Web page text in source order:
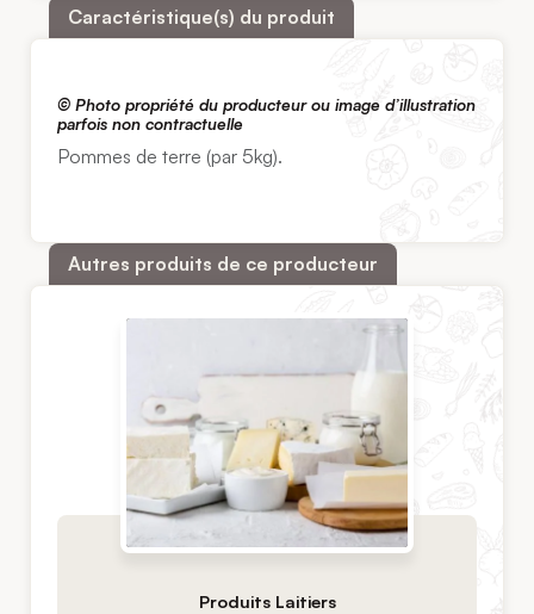
Caractéristique(s) du produit
© Photo propriété du producteur ou image d’illustration
parfois non contractuelle
Pommes de terre (par 5kg).
Autres produits de ce producteur
Produits Laitiers